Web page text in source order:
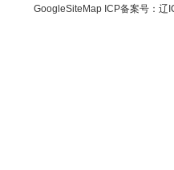
GoogleSiteMap ICP备案号：辽